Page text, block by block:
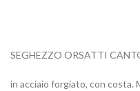
SEGHEZZO ORSATTI
in acciaio forgiato, con costa.